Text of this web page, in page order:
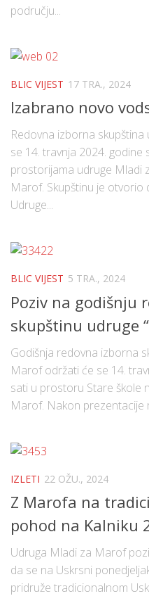
području...
BLIC VIJEST 17 TRA., 2024
Izabrano novo
Redovna izborna
se 14. travnja 2024. godine
prostorijama udruge Mladi
Marof. Skupštinu je otvorio
Udruge...
BLIC VIJEST 5 TRA., 2024
Poziv na godišnju
skupštinu udruge
Godišnja redovna izborna
Marof održati će se 14.
sati u prostoru Stare škole
Marof. Nakon prezentacije
IZLETI 22 OŽU., 2024
Z Marofa na
pohod na Kalniku
Udruga Mladi za Marof
da se na Uskrsni
pridruže tradicionalnom